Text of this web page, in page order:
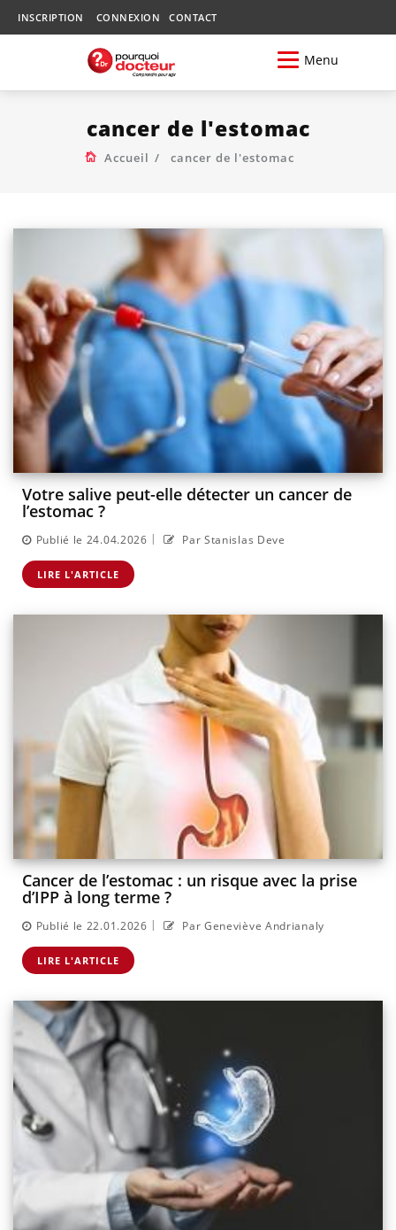
INSCRIPTION CONNEXION CONTACT
Menu
cancer de l'estomac
Accueil cancer de l'estomac
Votre salive peut-elle détecter un cancer de
l’estomac ?
Publié le 24.04.2026 | Par Stanislas Deve
LIRE L'ARTICLE
Cancer de l’estomac : un risque avec la prise
d’IPP à long terme ?
Publié le 22.01.2026 | Par Geneviève Andrianaly
LIRE L'ARTICLE